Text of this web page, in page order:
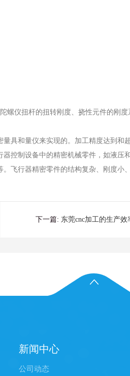
螺仪扭杆的扭转刚度、挠性元件的刚度
具和量仪来实现的。加工精度达到和
控制设备中的精密机械零件，如液压
飞行器精密零件的结构复杂、刚度小
下一篇: 东莞cnc加工的生产效
新闻中心
公司动态